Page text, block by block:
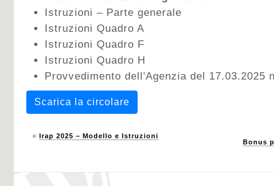
Istruzioni – Parte generale
Istruzioni Quadro A
Istruzioni Quadro F
Istruzioni Quadro H
Provvedimento dell'Agenzia del 17.03.2025
Scarica la circolare
« Irap 2025 – Modello e Istruzioni
Bonus